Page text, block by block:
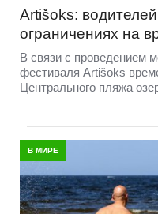
Artišoks:
ограничениях на
В связи с проведением
фестиваля Artišoks
Центрального пляжа
В МИРЕ